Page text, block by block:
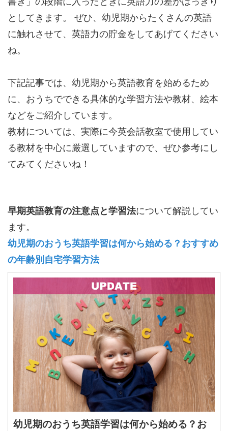
としてきます。 ぜひ、幼児期からたくさんの英語
に触れさせて、英語力の貯金をしてあげてください
ね。
下記記事では、幼児期から英語教育を始めるため
に、おうちでできる具体的な学習方法や教材、絵本
などをご紹介しています。
教材については、実際に今英会話教室で使用してい
る教材を中心に厳選していますので、ぜひ参考にし
てみてくださいね！
早期英語教育の注意点と学習法について解説してい
ます。
幼児期のおうち英語学習は何から始める？おすすめ
の年齢別自宅学習方法
幼児期のおうち英語学習は何から始める？お